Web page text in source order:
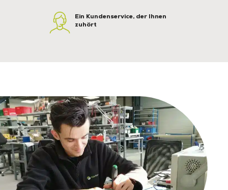
Ein Kundenservice, der Ihnen
zuhört